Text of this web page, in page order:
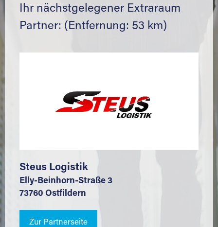
Ihr nächstgelegener Extraraum
Partner: (Entfernung: 53 km)
Steus Logistik
Elly-Beinhorn-Straße 3
73760 Ostfildern
Zur Partnerseite